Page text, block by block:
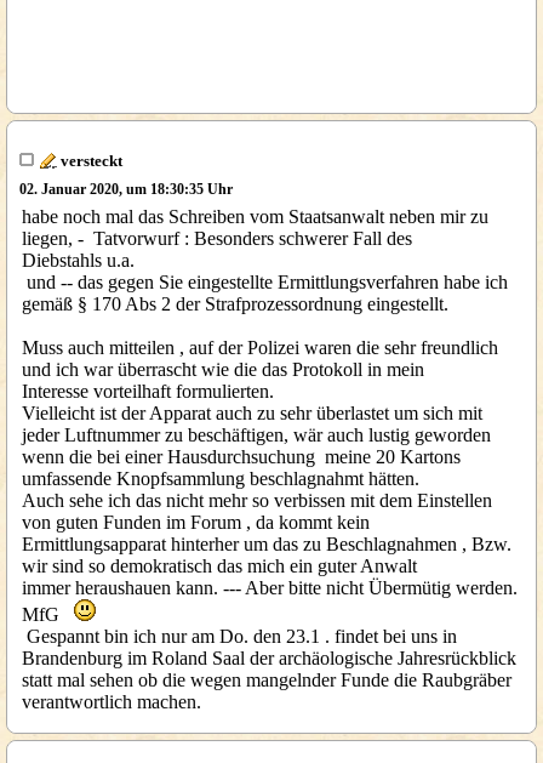
versteckt
02. Januar 2020, um 18:30:35 Uhr
habe noch mal das Schreiben vom Staatsanwalt neben mir zu
liegen, - Tatvorwurf : Besonders schwerer Fall des
Diebstahls u.a.
und -- das gegen Sie eingestellte Ermittlungsverfahren habe ich
gemäß § 170 Abs 2 der Strafprozessordnung eingestellt.
Muss auch mitteilen , auf der Polizei waren die sehr freundlich
und ich war überrascht wie die das Protokoll in mein
Interesse vorteilhaft formulierten.
Vielleicht ist der Apparat auch zu sehr überlastet um sich mit
jeder Luftnummer zu beschäftigen, wär auch lustig geworden
wenn die bei einer Hausdurchsuchung meine 20 Kartons
umfassende Knopfsammlung beschlagnahmt hätten.
Auch sehe ich das nicht mehr so verbissen mit dem Einstellen
von guten Funden im Forum , da kommt kein
Ermittlungsapparat hinterher um das zu Beschlagnahmen , Bzw.
wir sind so demokratisch das mich ein guter Anwalt
immer heraushauen kann. --- Aber bitte nicht Übermütig werden.
MfG
Gespannt bin ich nur am Do. den 23.1 . findet bei uns in
Brandenburg im Roland Saal der archäologische Jahresrückblick
statt mal sehen ob die wegen mangelnder Funde die Raubgräber
verantwortlich machen.